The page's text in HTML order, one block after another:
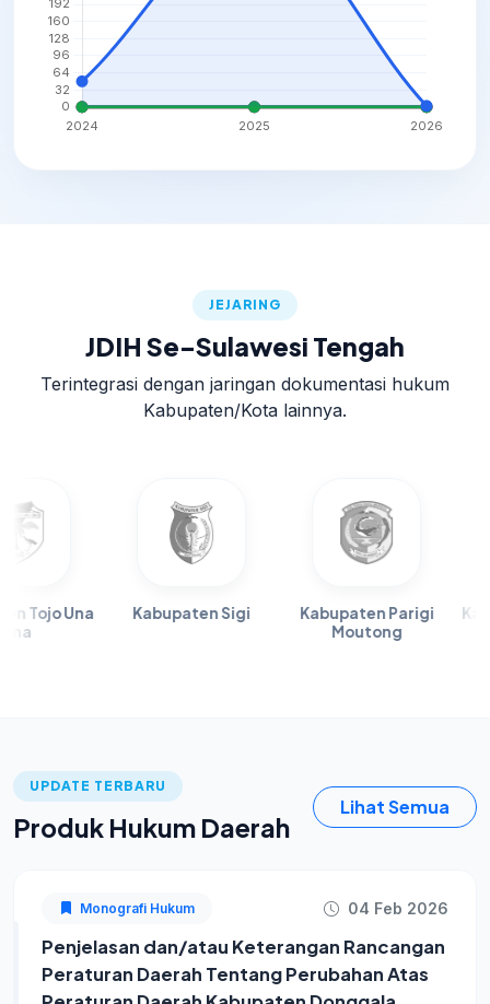
JEJARING
JDIH Se-Sulawesi Tengah
Terintegrasi dengan jaringan dokumentasi hukum
Kabupaten/Kota lainnya.
Una Kabupaten Sigi
Kabupaten Parigi
Moutong
UPDATE TERBARU
Produk Hukum Daerah
Lihat Semua
Monografi Hukum 04 Feb 2026
Penjelasan dan/atau Keterangan Rancangan
Peraturan Daerah Tentang Perubahan Atas